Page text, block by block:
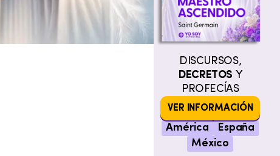
DISCURSOS,
DECRETOS Y
PROFECÍAS
VER INFORMACIÓN
América
España
México